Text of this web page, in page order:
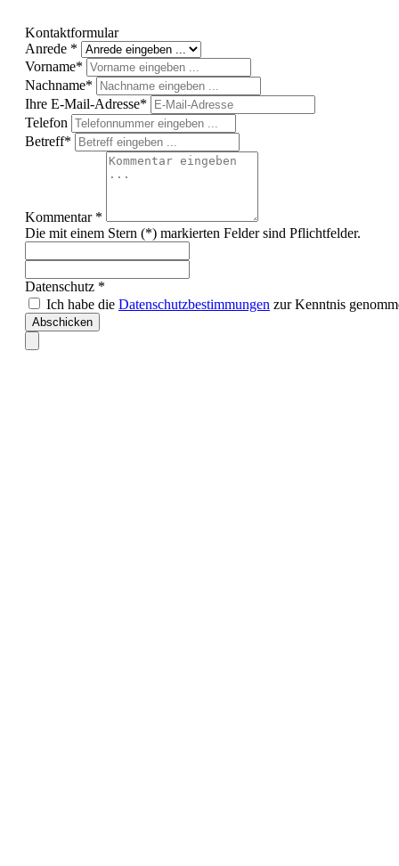
Kontaktformular
Anrede *
Vorname*
Nachname*
Ihre E-Mail-Adresse*
Telefon
Betreff*
Kommentar *
Die mit einem Stern (*) markierten Felder sind Pflichtfelder.
Datenschutz *
Ich habe die Datenschutzbestimmungen zur Kenntnis
Abschicken